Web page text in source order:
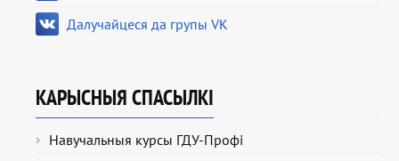
Далучайцеся да групы VK
КАРЫСНЫЯ СПАСЫЛКІ
Навучальныя курсы ГДУ-Профі